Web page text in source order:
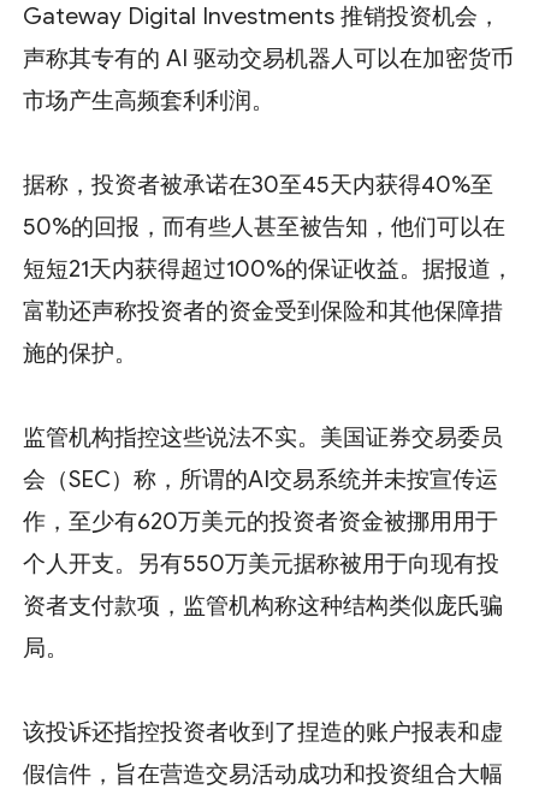
Gateway Digital Investments 推销投资机会，
声称其专有的 AI 驱动交易机器人可以在加密货币
市场产生高频套利利润。
据称，投资者被承诺在30至45天内获得40%至
50%的回报，而有些人甚至被告知，他们可以在
短短21天内获得超过100%的保证收益。据报道，
富勒还声称投资者的资金受到保险和其他保障措
施的保护。
监管机构指控这些说法不实。美国证券交易委员
会（SEC）称，所谓的AI交易系统并未按宣传运
作，至少有620万美元的投资者资金被挪用用于
个人开支。另有550万美元据称被用于向现有投
资者支付款项，监管机构称这种结构类似庞氏骗
局。
该投诉还指控投资者收到了捏造的账户报表和虚
假信件，旨在营造交易活动成功和投资组合大幅